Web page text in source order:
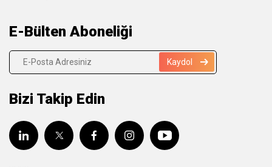
E-Bülten Aboneliği
Kaydol
Bizi Takip Edin